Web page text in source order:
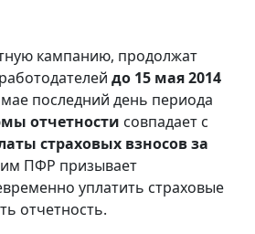
кампанию, продолжат
до 15 мая 2014
последний день периода
отчетности совпадает с
страховых взносов за
ПФР призывает
уплатить страховые
отчетность.